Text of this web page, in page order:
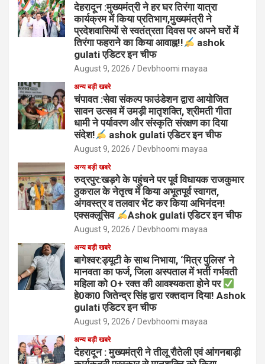
देहरादून :मुख्यमंत्री ने हर घर तिरंगा यात्रा
कार्यक्रम में किया प्रतिभाग,मुख्यमंत्री ने
प्रदेशवासियों से स्वतंत्रता दिवस पर अपने घरों में
तिरंगा फहराने का किया आवाह्न!!
ashok
gulati एडिटर इन चीफ
August 9, 2026 Devbhoomi mayaa
अन्य बड़ी खबरे
चंपावत :सेवा संकल्प फाउंडेशन द्वारा आयोजित
सावन उत्सव में उमड़ी मातृशक्ति, श्रीमती गीता
धामी ने पर्यावरण और संस्कृति संरक्षण का दिया
संदेश!
ashok gulati एडिटर इन चीफ
August 9, 2026 Devbhoomi mayaa
अन्य बड़ी खबरे
रुद्रपुर:खड़गे के पहुंचने पर पूर्व विधायक राजकुमार
ठुकराल के नेतृत्व में किया अभूतपूर्व स्वागत,
अंगवस्त्र व तलवार भेंट कर किया अभिनंदन!
एक्सक्लूसिव
Ashok gulati एडिटर इन चीफ
August 9, 2026 Devbhoomi mayaa
अन्य बड़ी खबरे
बागेश्वर:ड्यूटी के साथ निभाया, ‘मित्र पुलिस’ ने
मानवता का फर्ज, जिला अस्पताल में भर्ती गर्भवती
महिला को O+ रक्त की आवश्यकता होने पर
हे0का0 जितेन्द्र सिंह द्वारा रक्तदान दिया! Ashok
gulati एडिटर इन चीफ
August 9, 2026 Devbhoomi mayaa
अन्य बड़ी खबरे
देहरादून : मुख्यमंत्री ने तीलू रौतेली एवं आंगनबाड़ी